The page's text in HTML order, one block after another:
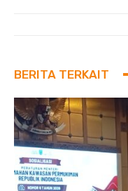
BERITA TERKAIT